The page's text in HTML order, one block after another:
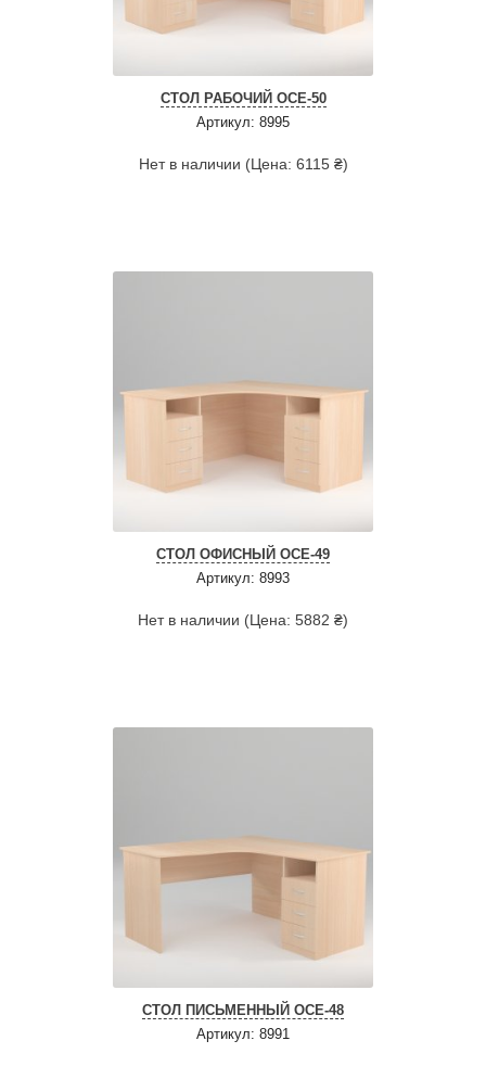
СТОЛ РАБОЧИЙ ОСЕ-50
Артикул: 8995
Нет в наличии (Цена: 6115 ₴)
СТОЛ ОФИСНЫЙ ОСЕ-49
Артикул: 8993
Нет в наличии (Цена: 5882 ₴)
СТОЛ ПИСЬМЕННЫЙ ОСЕ-48
Артикул: 8991